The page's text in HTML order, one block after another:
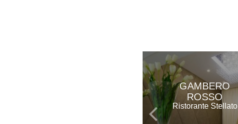
GAMBERO
ROSSO
Ristorante Stellato